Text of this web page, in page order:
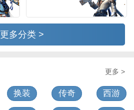
更多分类 >
更多 >
换装 传奇 西游